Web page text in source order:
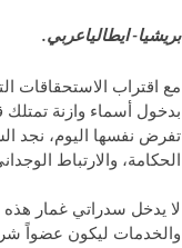
بريشيا- ايطالياعربي.
​مع اقتراب الاستحقاقات
بدخول أسماء وازنة تمتلك
تفرض نفسها اليوم، نجد
الحكامة، والارتباط
​لا يدخل سدراتي غمار هذه
والخدمات ليكون عضواً